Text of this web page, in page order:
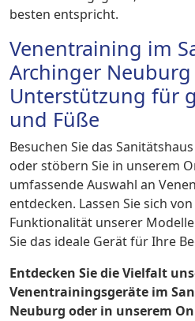
besten entspricht.
Venentraining im
Archinger Neuburg
Unterstützung für
und Füße
Besuchen Sie das
oder stöbern Sie in unserem
umfassende Auswahl an
entdecken. Lassen Sie sich
Funktionalität unserer
Sie das ideale Gerät für Ihre
Entdecken Sie die Vielfalt
Venentrainingsgeräte im
Neuburg oder in unserem